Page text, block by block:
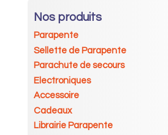
Nos produits
Parapente
Sellette de Parapente
Parachute de secours
Electroniques
Accessoire
Cadeaux
Librairie Parapente